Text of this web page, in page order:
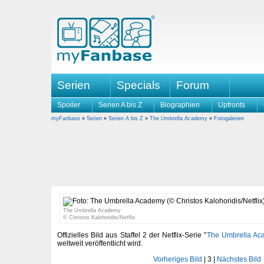
Serien Specials Forum
Spoiler Serien A bis Z Biographien Upfronts
myFanbase » Serien » Serien A bis Z » The Umbrella Academy » Fotogalerien
The Umbrella Academy
© Christos Kalohoridis/Netflix
Offizielles Bild aus Staffel 2 der Netflix-Serie "The Umbrella
weltweit veröffentlicht wird.
Vorheriges Bild
3
Nächstes Bild